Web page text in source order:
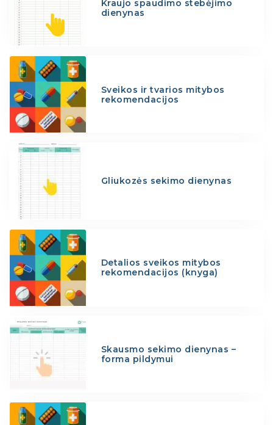
Kraujo spaudimo stebėjimo
dienynas
Sveikos ir tvarios mitybos
rekomendacijos
Gliukozės sekimo dienynas
Detalios sveikos mitybos
rekomendacijos (knyga)
Skausmo sekimo dienynas –
forma pildymui